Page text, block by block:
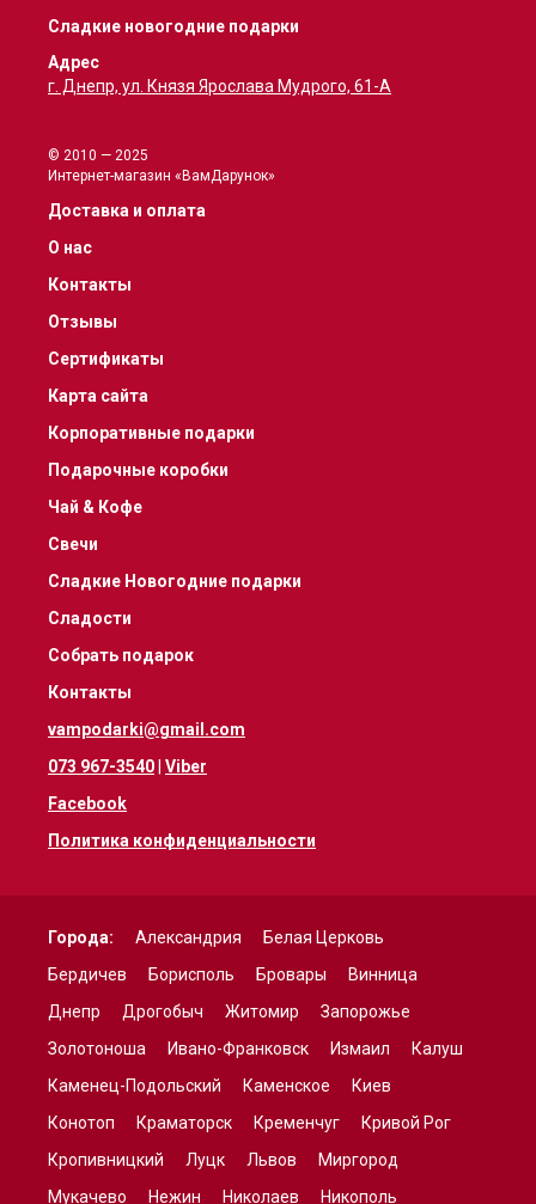
Сладкие новогодние подарки
Адрес
г. Днепр, ул. Князя Ярослава Мудрого, 61-А
© 2010 — 2025
Интернет-магазин «ВамДарунок»
Доставка и оплата
О нас
Контакты
Отзывы
Сертификаты
Карта сайта
Корпоративные подарки
Подарочные коробки
Чай & Кофе
Свечи
Сладкие Новогодние подарки
Сладости
Собрать подарок
Контакты
vampodarki@gmail.com
073 967-3540 Viber
Facebook
Политика конфиденциальности
Города: Александрия
Белая Церковь
Бердичев
Борисполь Бровары
Винница
Днепр
Дрогобыч Житомир
Запорожье
Золотоноша
Ивано-Франковск Измаил
Калуш
Каменец-Подольский
Каменское
Киев
Конотоп
Краматорск Кременчуг
Кривой Рог
Кропивницкий
Луцк Львов
Миргород
Мукачево
Нежин Николаев Никополь